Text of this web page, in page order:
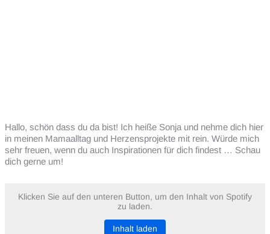
Hallo, schön dass du da bist! Ich heiße Sonja und nehme dich hier
in meinen Mamaalltag und Herzensprojekte mit rein. Würde mich
sehr freuen, wenn du auch Inspirationen für dich findest … Schau
dich gerne um!
Klicken Sie auf den unteren Button, um den Inhalt von Spotify
zu laden.
Inhalt laden